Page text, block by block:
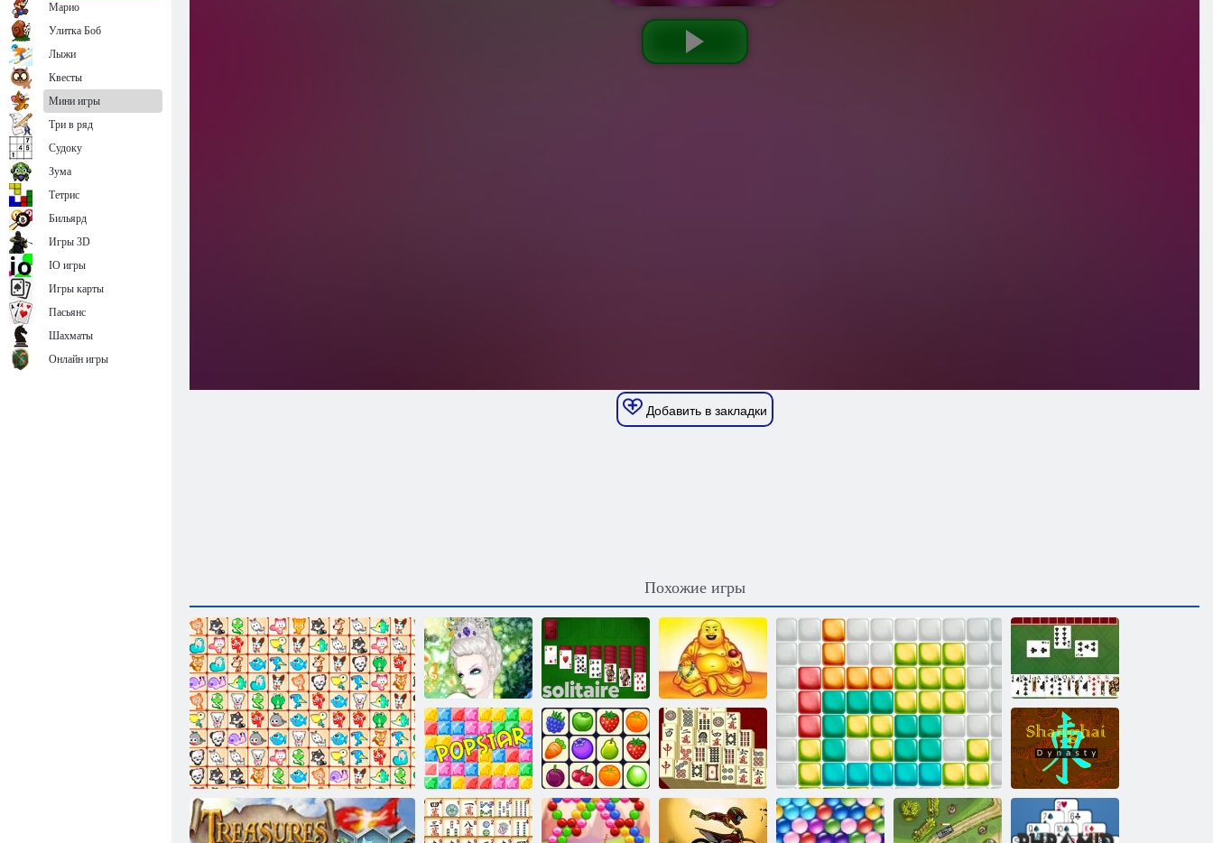
Добавить в закладки
Похожие игры
Снежная
королева 2
Солитер
Десять
талисманов
Черви
Марио
Улитка Боб
Лыжи
Квесты
Мини игры
Три в ряд
Судоку
Зума
Тетрис
Бильярд
Игры 3D
IO игры
Игры карты
Пасьянс
Шахматы
Онлайн игры